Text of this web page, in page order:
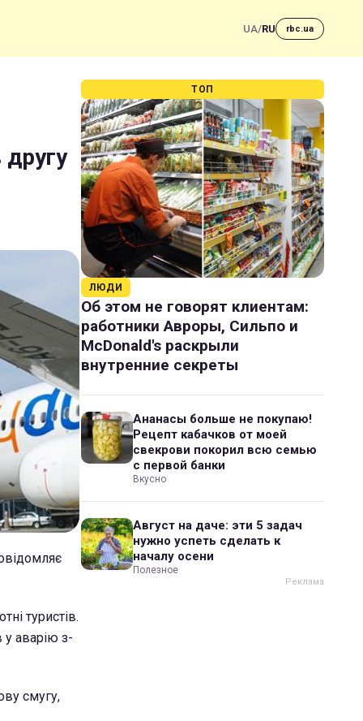
UA/RU rbc.ua
другу
туристів.
у аварію з-
смугу,
ТОП
ЛЮДИ
Об этом не говорят клиентам:
работники Авроры, Сильпо и
McDonald's раскрыли
внутренние секреты
Ананасы больше не покупаю!
Рецепт кабачков от моей
свекрови покорил всю семью
с первой банки
Вкусно
Август на даче: эти 5 задач
нужно успеть сделать к
началу осени
Полезное